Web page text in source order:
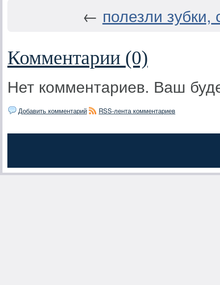
← полезли зубки,
Комментарии (0)
Нет комментариев. Ваш
Добавить комментарий RSS-лента комментариев